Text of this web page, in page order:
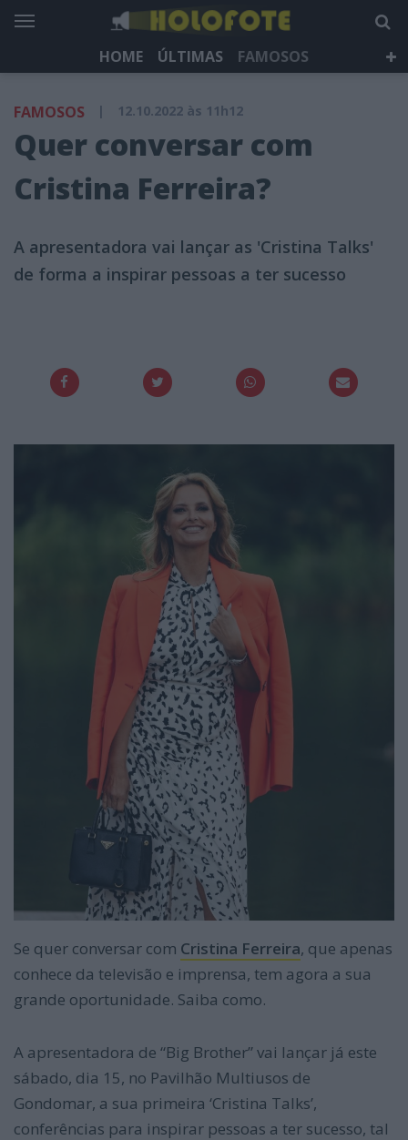
HOME ÚLTIMAS
FAMOSOS
HOLOFOTE TV
NEWSLETTER
FAMOSOS | 12.10.2022 às 11h12
Quer conversar com
Cristina Ferreira?
A apresentadora vai lançar as 'Cristina Talks'
de forma a inspirar pessoas a ter sucesso
Se quer conversar com Cristina Ferreira, que apenas
conhece da televisão e imprensa, tem agora a sua
grande oportunidade. Saiba como.
A apresentadora de “Big Brother” vai lançar já este
sábado, dia 15, no Pavilhão Multiusos de
Gondomar, a sua primeira ‘Cristina Talks’,
conferências para inspirar pessoas a ter sucesso, tal